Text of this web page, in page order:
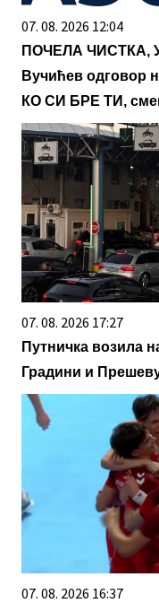
07. 08. 2026 12:04
ПОЧЕЛА ЧИСТКА,
Вучићев одговор
КО СИ БРЕ ТИ,
07. 08. 2026 17:27
Путничка возила
Градини и
07. 08. 2026 16:37